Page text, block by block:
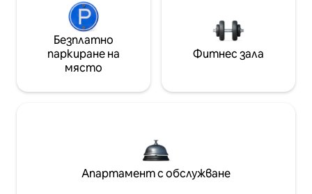
Безплатно
паркиране на
място
Фитнес зала
Апартамент с обслужване